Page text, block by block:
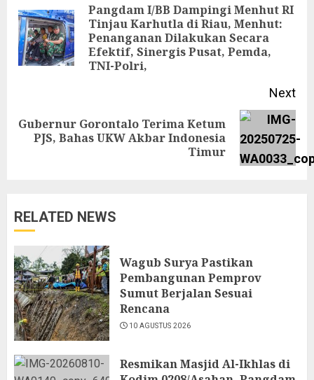
Reading
Pangdam I/BB Dampingi Menhut RI
Tinjau Karhutla di Riau, Menhut:
Penanganan Dilakukan Secara
Efektif, Sinergis Pusat, Pemda,
TNI-Polri,
Next
Next
Gubernur Gorontalo Terima Ketum
PJS, Bahas UKW Akbar Indonesia
Timur
RELATED NEWS
Wagub Surya Pastikan
Pembangunan Pemprov
Sumut Berjalan Sesuai
Rencana
10 AGUSTUS 2026
Resmikan Masjid Al-Ikhlas di